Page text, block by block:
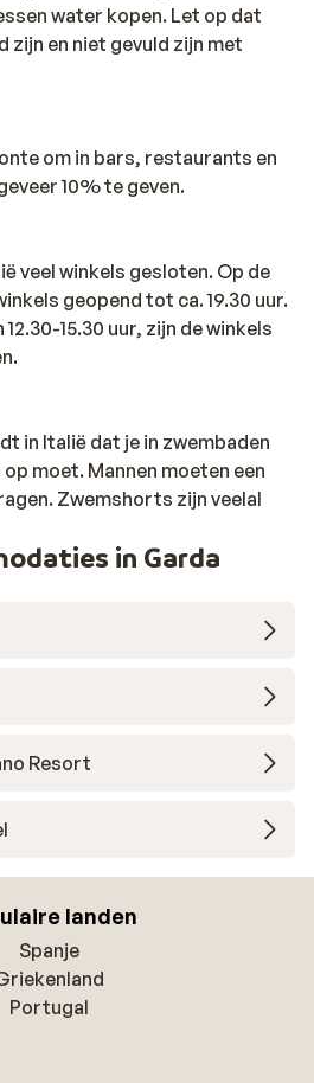
water kopen. Let op dat
en niet gevuld zijn met
om in bars, restaurants en
10% te geven.
veel winkels gesloten. Op de
geopend tot ca. 19.30 uur.
15.30 uur, zijn de winkels
in Italië dat je in zwembaden
moet. Mannen moeten een
Zwemshorts zijn veelal
in Garda
Resort
landen
Spanje
Portugal